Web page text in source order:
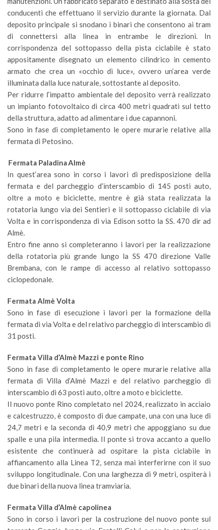
conducenti che effettuano il servizio durante la giornata. Dal
deposito principale si snodano i binari che consentono ai tram
di connettersi alla linea in entrambe le direzioni. In
corrispondenza del sottopasso della pista ciclabile è stato
appositamente disegnato un elemento cilindrico in cemento
armato che crea un «occhio di luce», ovvero un’area verde
illuminata dalla luce naturale, sottostante al deposito.
Per ridurre l’impatto ambientale del deposito verrà realizzato
un impianto fotovoltaico di circa 400 metri quadrati sul tetto
della struttura, adatto ad alimentare i due capannoni.
Sono in fase di completamento le opere murarie relative alla
fermata di Petosino.
Fermata Paladina Almè
In quest’area sono in corso i lavori di predisposizione della
fermata e del parcheggio d’interscambio di 145 posti auto,
oltre a moto e biciclette, mentre è già stata realizzata la
rotatoria lungo via dei Sentieri e il sottopasso ciclabile di via
Volta e in corrispondenza di via Edison sotto la SS. 470 dir ad
Almè.
Entro fine anno si completeranno i lavori per la realizzazione
della rotatoria più grande lungo la SS 470 direzione Valle
Brembana, con le rampe di accesso al relativo sottopasso
ciclopedonale.
Fermata Almè Volta
Sono in fase di esecuzione i lavori per la formazione della
fermata di via Volta e del relativo parcheggio di interscambio di
31 posti.
Fermata Villa d’Almè Mazzi e ponte Rino
Sono in fase di completamento le opere murarie relative alla
fermata di Villa d’Almè Mazzi e del relativo parcheggio di
interscambio di 63 posti auto, oltre a moto e biciclette.
Il nuovo ponte Rino completato nel 2024, realizzato in acciaio
e calcestruzzo, è composto di due campate, una con una luce di
24,7 metri e la seconda di 40,9 metri che appoggiano su due
spalle e una pila intermedia. Il ponte si trova accanto a quello
esistente che continuerà ad ospitare la pista ciclabile in
affiancamento alla Linea T2, senza mai interferirne con il suo
sviluppo longitudinale. Con una larghezza di 9 metri, ospiterà i
due binari della nuova linea tramviaria.
Fermata Villa d’Almè capolinea
Sono in corso i lavori per la costruzione del nuovo ponte sul